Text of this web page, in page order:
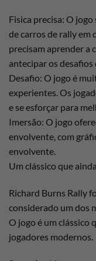
Fisica precisa: O
de carros de rally em
precisam aprender a
antecipar os desafios
Desafio: O jogo é
experientes. Os
e se esforçar para
Imersão: O jogo
envolvente, com
envolvente.
Um clássico que
Richard Burns Rally
considerado um dos
O jogo é um clássico
jogadores modernos.